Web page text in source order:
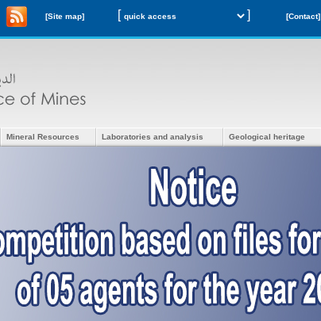
[Site map] [ ] [Contact]
Mineral Resources Laboratories and analysis Geological heritage